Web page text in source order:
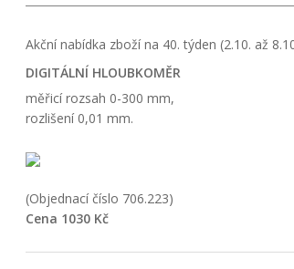
Akční nabídka zboží na 40. týden (2.10. až
DIGITÁLNÍ HLOUBKOMĚR
měřicí rozsah 0-300 mm,
rozlišení 0,01 mm.
(Objednací číslo 706.223)
Cena 1030 Kč